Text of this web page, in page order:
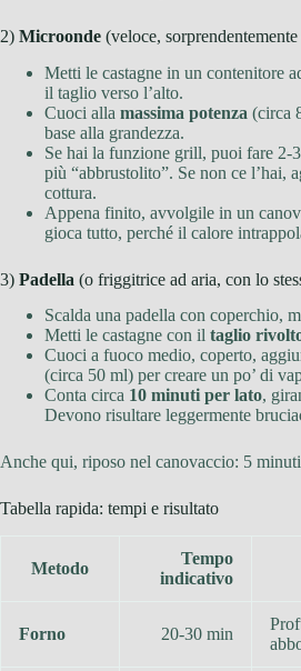
2) Microonde (veloce,
Metti le castagne in un contenitore
il taglio verso l’alto.
Cuoci alla massima potenza (circa
base alla grandezza.
Se hai la funzione grill, puoi fare
più “abbrustolito”. Se non ce l’hai,
cottura.
Appena finito, avvolgile in un
gioca tutto, perché il calore
3) Padella (o friggitrice ad aria, con lo
Scalda una padella con coperchio,
Metti le castagne con il taglio
Cuoci a fuoco medio, coperto,
(circa 50 ml) per creare un po’ di
Conta circa 10 minuti per lato,
Devono risultare leggermente
Anche qui, riposo nel canovaccio: 5
Tabella rapida: tempi e risultato
Metodo
Tempo
indicativo
Forno 20-30 min